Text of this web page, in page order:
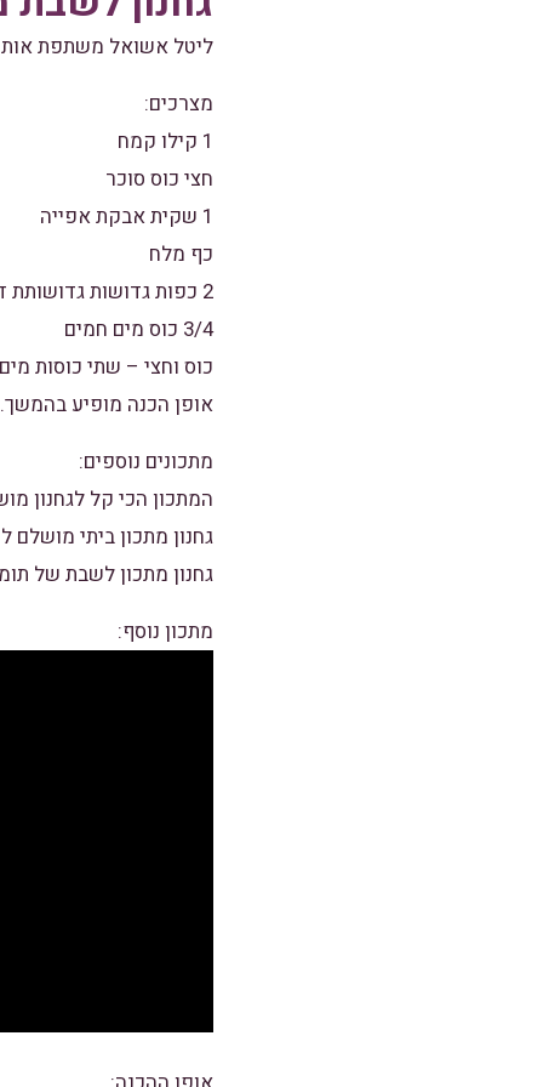
ליטל אשואל משתפת
מצרכים:
1 קילו קמח
חצי כוס סוכר
1 שקית אבקת אפייה
כף מלח
2 כפות גדושות גדושותת דבש
3/4 כוס מים חמים
כוס וחצי – שתי כוסות
אופן הכנה מופיע בהמשך.
מתכונים נוספים:
המתכון הכי קל לגחנון
גחנון מתכון ביתי מושלם
גחנון מתכון לשבת של
מתכון נוסף: